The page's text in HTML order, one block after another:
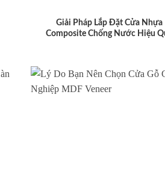
Giải Pháp Lắp Đặt Cửa Nhựa
Composite Chống Nước Hiệu